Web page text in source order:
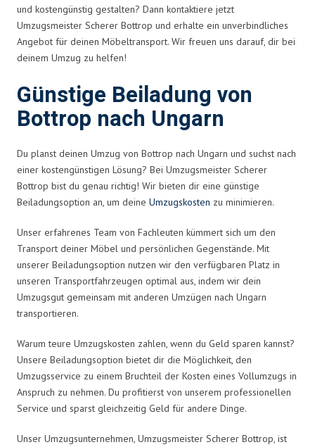
und kostengünstig gestalten? Dann kontaktiere jetzt
Umzugsmeister Scherer Bottrop und erhalte ein unverbindliches
Angebot für deinen Möbeltransport. Wir freuen uns darauf, dir bei
deinem Umzug zu helfen!
Günstige Beiladung von
Bottrop nach Ungarn
Du planst deinen Umzug von Bottrop nach Ungarn und suchst nach
einer kostengünstigen Lösung? Bei Umzugsmeister Scherer
Bottrop bist du genau richtig! Wir bieten dir eine günstige
Beiladungsoption an, um deine Umzugskosten zu minimieren.
Unser erfahrenes Team von Fachleuten kümmert sich um den
Transport deiner Möbel und persönlichen Gegenstände. Mit
unserer Beiladungsoption nutzen wir den verfügbaren Platz in
unseren Transportfahrzeugen optimal aus, indem wir dein
Umzugsgut gemeinsam mit anderen Umzügen nach Ungarn
transportieren.
Warum teure Umzugskosten zahlen, wenn du Geld sparen kannst?
Unsere Beiladungsoption bietet dir die Möglichkeit, den
Umzugsservice zu einem Bruchteil der Kosten eines Vollumzugs in
Anspruch zu nehmen. Du profitierst von unserem professionellen
Service und sparst gleichzeitig Geld für andere Dinge.
Unser Umzugsunternehmen, Umzugsmeister Scherer Bottrop, ist